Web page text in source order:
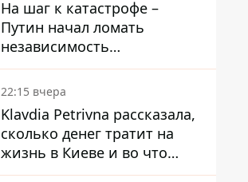
На шаг к катастрофе –
Путин начал ломать
независимость
собственного Центробанка,
заставив снизить базовую
ставку
22:15 вчера
Klavdia Petrivna рассказала,
сколько денег тратит на
жизнь в Киеве и во что
вкладывает миллионы